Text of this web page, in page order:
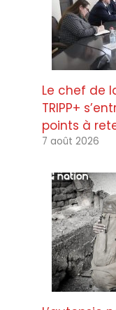
Le chef de
TRIPP+
points à
7 août 2026